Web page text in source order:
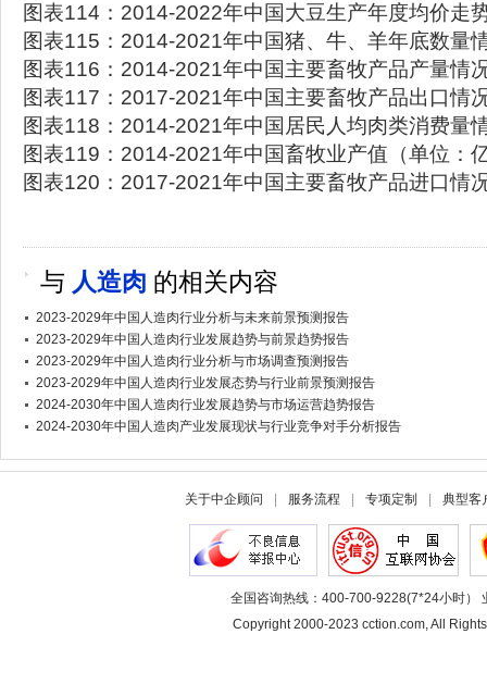
图表114：2014-2022年中国大豆生产年度均价走
图表115：2014-2021年中国猪、牛、羊年底数量
图表116：2014-2021年中国主要畜牧产品产量情
图表117：2017-2021年中国主要畜牧产品出口情
图表118：2014-2021年中国居民人均肉类消费量
图表119：2014-2021年中国畜牧业产值（单位：
图表120：2017-2021年中国主要畜牧产品进口情
与 人造肉 的相关内容
2023-2029年中国人造肉行业分析与未来前景预测报告
2023-2029年中国人造肉行业发展趋势与前景趋势报告
2023-2029年中国人造肉行业分析与市场调查预测报告
2023-2029年中国人造肉行业发展态势与行业前景预测报告
2024-2030年中国人造肉行业发展趋势与市场运营趋势报告
2024-2030年中国人造肉产业发展现状与行业竞争对手分析报告
关于中企顾问 服务流程 专项定制 典型客
全国咨询热线：400-700-9228(7*24小时）
Copyright 2000-2023 cction.com, All